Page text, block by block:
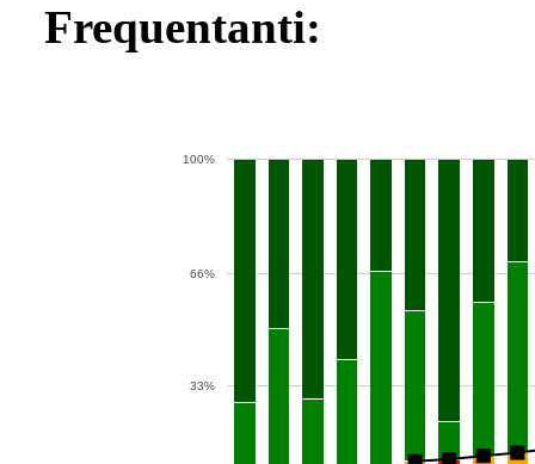
Frequentanti:
33%
66%
100%